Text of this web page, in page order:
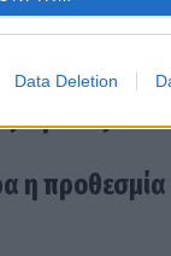
Data Deletion
για
του
η